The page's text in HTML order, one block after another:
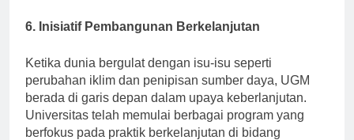
6. Inisiatif Pembangunan Berkelanjutan
Ketika dunia bergulat dengan isu-isu seperti
perubahan iklim dan penipisan sumber daya, UGM
berada di garis depan dalam upaya keberlanjutan.
Universitas telah memulai berbagai program yang
berfokus pada praktik berkelanjutan di bidang